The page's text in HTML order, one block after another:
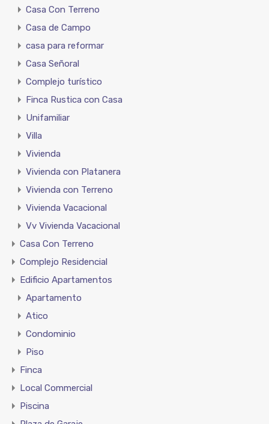
Casa Con Terreno
Casa de Campo
casa para reformar
Casa Señoral
Complejo turístico
Finca Rustica con Casa
Unifamiliar
Villa
Vivienda
Vivienda con Platanera
Vivienda con Terreno
Vivienda Vacacional
Vv Vivienda Vacacional
Casa Con Terreno
Complejo Residencial
Edificio Apartamentos
Apartamento
Atico
Condominio
Piso
Finca
Local Commercial
Piscina